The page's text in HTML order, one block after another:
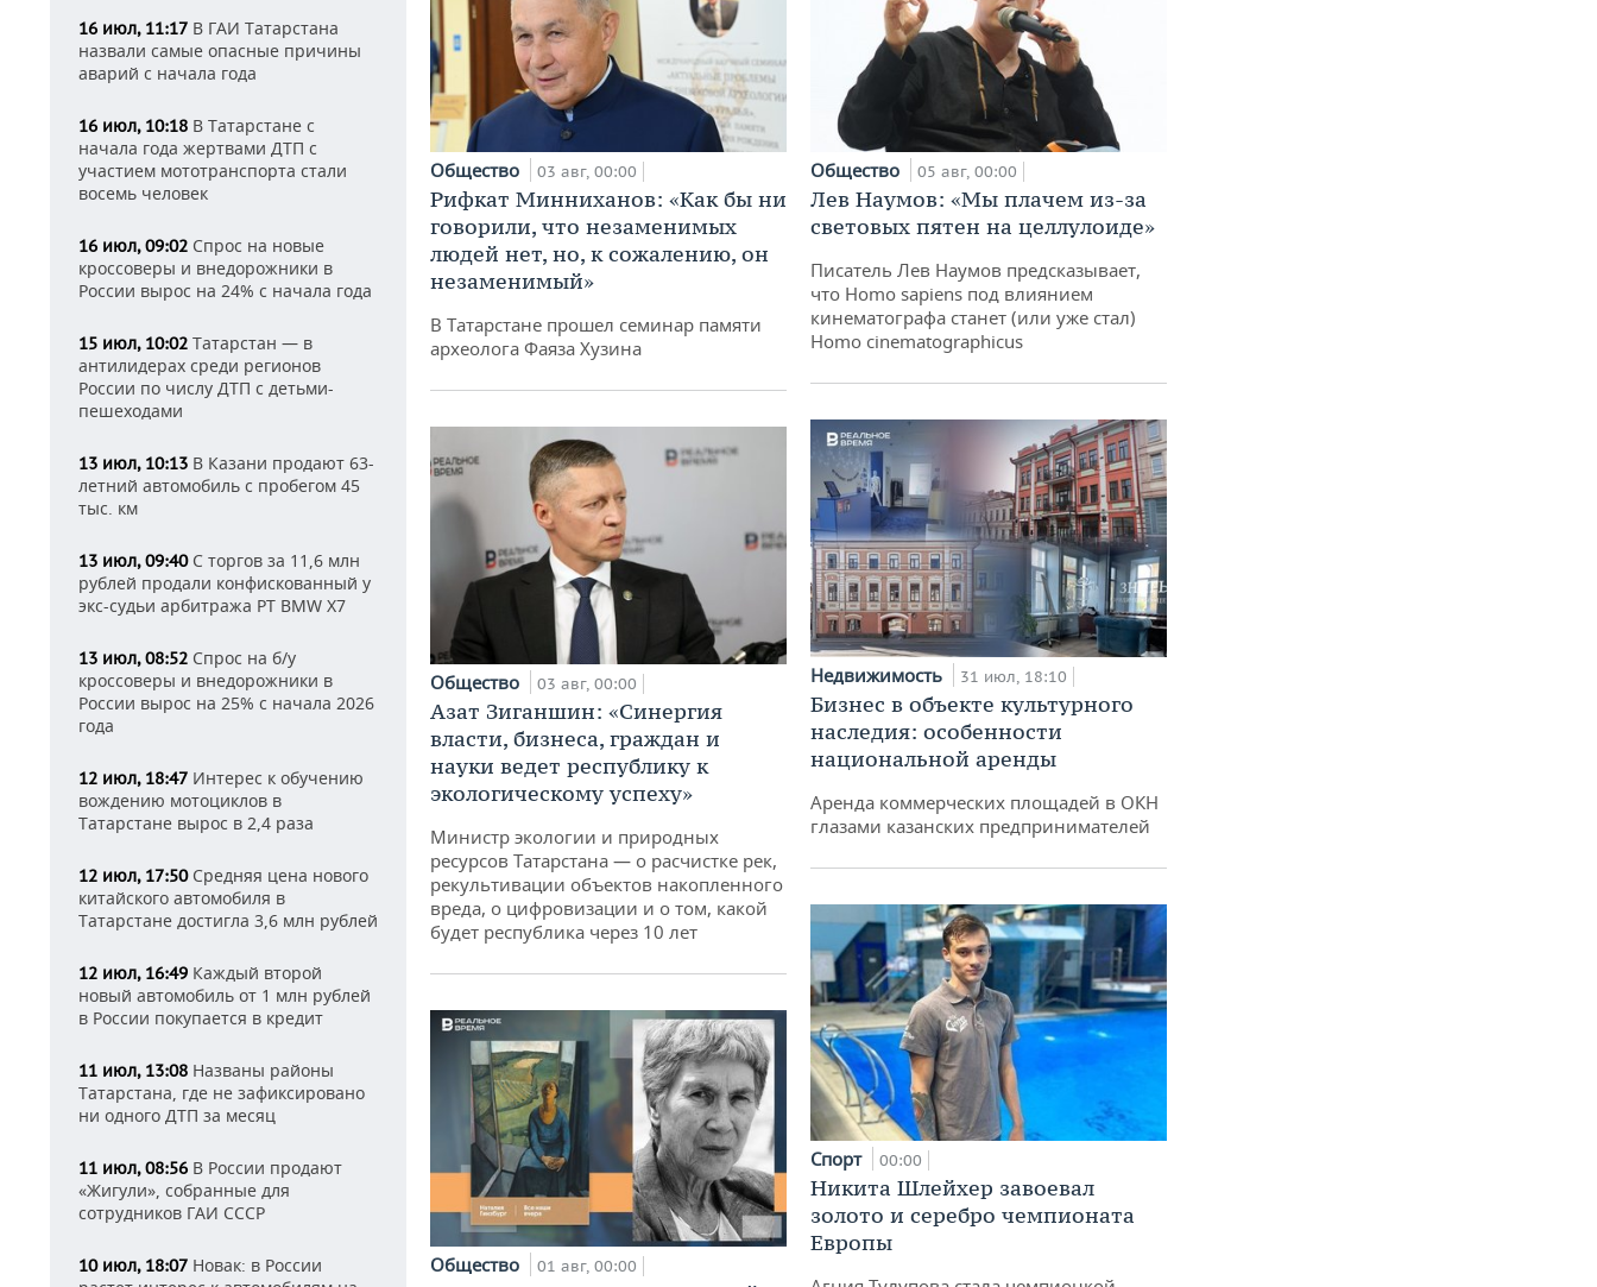
16 июл, 11:17 В ГАИ Татарстана
назвали самые опасные причины
аварий с начала года
16 июл, 10:18 В Татарстане с
начала года жертвами ДТП с
участием мототранспорта стали
восемь человек
16 июл, 09:02 Спрос на новые
кроссоверы и внедорожники в
России вырос на 24% с начала года
15 июл, 10:02 Татарстан — в
антилидерах среди регионов
России по числу ДТП с детьми-
пешеходами
13 июл, 10:13 В Казани продают 63-
летний автомобиль с пробегом 45
тыс. км
13 июл, 09:40С торгов за 11,6 млн
рублей продали конфискованный у
экс-судьи арбитража РТ BMW X7
13 июл, 08:52 Спрос на б/у
кроссоверы и внедорожники в
России вырос на 25% с начала 2026
года
12 июл, 18:47 Интерес к обучению
вождению мотоциклов в
Татарстане вырос в 2,4 раза
12 июл, 17:50Средняя цена нового
китайского автомобиля в
Татарстане достигла 3,6 млн рублей
12 июл, 16:49 Каждый второй
новый автомобиль от 1 млн рублей
в России покупается в кредит
11 июл, 13:08 Названы районы
Татарстана, где не зафиксировано
ни одного ДТП за месяц
11 июл, 08:56 В России продают
«Жигули», собранные для
сотрудников ГАИ СССР
10 июл, 18:07 Новак: в России
Общество 03 авг, 00:00
Рифкат Минниханов: «Как бы ни
говорили, что незаменимых
людей нет, но, к сожалению, он
незаменимый»
В Татарстане прошел семинар памяти
археолога Фаяза Хузина
Общество 03 авг, 00:00
Азат Зиганшин: «Синергия
власти, бизнеса, граждан и
науки ведет республику к
экологическому успеху»
Министр экологии и природных
ресурсов Татарстана — о расчистке рек,
рекультивации объектов накопленного
вреда, о цифровизации и о том, какой
будет республика через 10 лет
Общество 01 авг, 00:00
Общество 05 авг, 00:00
Лев Наумов: «Мы плачем из-за
световых пятен на целлулоиде»
Писатель Лев Наумов предсказывает,
что Homo sapiens под влиянием
кинематографа станет (или уже стал)
Homo cinematographicus
Недвижимость 31 июл, 18:10
Бизнес в объекте культурного
наследия: особенности
национальной аренды
Аренда коммерческих площадей в ОКН
глазами казанских предпринимателей
Спорт 00:00
Никита Шлейхер завоевал
золото и серебро чемпионата
Европы